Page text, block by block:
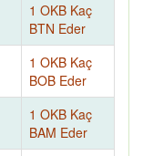
1 OKB Kaç
BTN Eder
1 OKB Kaç
BOB Eder
1 OKB Kaç
BAM Eder